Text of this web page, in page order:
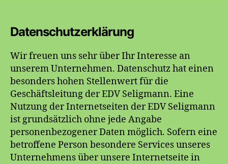
Datenschutzerklärung
Wir freuen uns sehr über Ihr Interesse an
unserem Unternehmen. Datenschutz hat einen
besonders hohen Stellenwert für die
Geschäftsleitung der EDV Seligmann. Eine
Nutzung der Internetseiten der EDV Seligmann
ist grundsätzlich ohne jede Angabe
personenbezogener Daten möglich. Sofern eine
betroffene Person besondere Services unseres
Unternehmens über unsere Internetseite in